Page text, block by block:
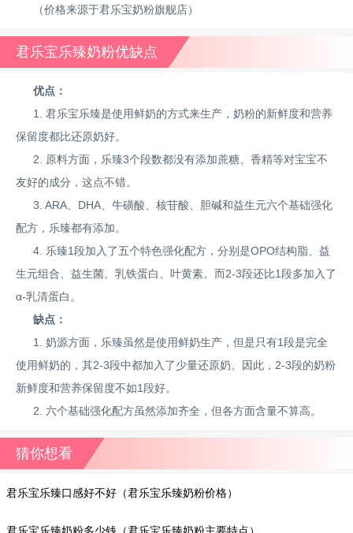
（价格来源于君乐宝奶粉旗舰店）
君乐宝乐臻奶粉优缺点
优点：
1. 君乐宝乐臻是使用鲜奶的方式来生产，奶粉的新鲜度和营养
保留度都比还原奶好。
2. 原料方面，乐臻3个段数都没有添加蔗糖、香精等对宝宝不
友好的成分，这点不错。
3. ARA、DHA、牛磺酸、核苷酸、胆碱和益生元六个基础强化
配方，乐臻都有添加。
4. 乐臻1段加入了五个特色强化配方，分别是OPO结构脂、益
生元组合、益生菌、乳铁蛋白、叶黄素。而2-3段还比1段多加入了
α-乳清蛋白。
缺点：
1. 奶源方面，乐臻虽然是使用鲜奶生产，但是只有1段是完全
使用鲜奶的，其2-3段中都加入了少量还原奶。因此，2-3段的奶粉
新鲜度和营养保留度不如1段好。
2. 六个基础强化配方虽然添加齐全，但各方面含量不算高。
猜你想看
君乐宝乐臻口感好不好（君乐宝乐臻奶粉价格）